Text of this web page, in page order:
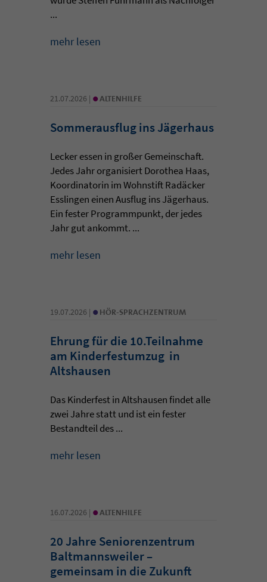
...
mehr lesen
21.07.2026 | • ALTENHILFE
Sommerausflug ins Jägerhaus
Lecker essen in großer Gemeinschaft.
Jedes Jahr organisiert Dorothea Haas,
Koordinatorin im Wohnstift Radäcker
Esslingen einen Ausflug ins Jägerhaus.
Ein fester Programmpunkt, der jedes
Jahr gut ankommt. ...
mehr lesen
19.07.2026 | • HÖR-SPRACHZENTRUM
Ehrung für die 10.Teilnahme
am Kinderfestumzug in
Altshausen
Das Kinderfest in Altshausen findet alle
zwei Jahre statt und ist ein fester
Bestandteil des ...
mehr lesen
16.07.2026 | • ALTENHILFE
20 Jahre Seniorenzentrum
Baltmannsweiler –
gemeinsam in die Zukunft